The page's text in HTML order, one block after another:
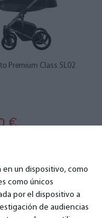
un dispositivo, como
como únicos
por el dispositivo a
de audiencias
Premium Class SL02
€